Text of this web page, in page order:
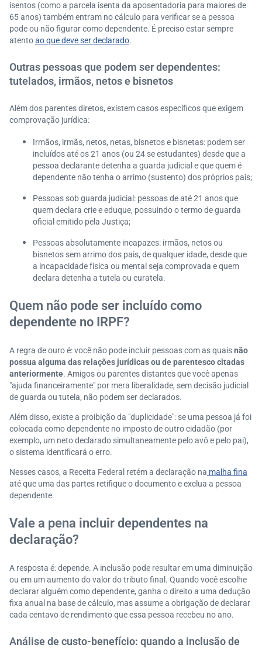
isentos (como a parcela isenta da aposentadoria para maiores de
65 anos) também entram no cálculo para verificar se a pessoa
pode ou não figurar como dependente. É preciso estar sempre
atentoao que deve ser declarado.
Outras pessoas que podem ser dependentes:
tutelados, irmãos, netos e bisnetos
Além dos parentes diretos, existem casos específicos que exigem
comprovação jurídica:
Irmãos, irmãs, netos, netas, bisnetos e bisnetas: podem ser
incluídos até os 21 anos (ou 24 se estudantes) desde que a
pessoa declarante detenha a guarda judicial e que quem é
dependente não tenha o arrimo (sustento) dos próprios pais;
Pessoas sob guarda judicial: pessoas de até 21 anos que
quem declara crie e eduque, possuindo o termo de guarda
oficial emitido pela Justiça;
Pessoas absolutamente incapazes: irmãos, netos ou
bisnetos sem arrimo dos pais, de qualquer idade, desde que
a incapacidade física ou mental seja comprovada e quem
declara detenha a tutela ou curatela.
Quem não pode ser incluído como
dependente no IRPF?
A regra de ouro é: você não pode incluir pessoas com as quaisnão
possua alguma das relações jurídicas ou de parentesco citadas
anteriormente. Amigos ou parentes distantes que você apenas
"ajuda financeiramente" por mera liberalidade, sem decisão judicial
de guarda ou tutela, não podem ser declarados.
Além disso, existe a proibição da "duplicidade": se uma pessoa já foi
colocada como dependente no imposto de outro cidadão (por
exemplo, um neto declarado simultaneamente pelo avô e pelo pai),
o sistema identificará o erro.
Nesses casos, a Receita Federal retém a declaração na malha fina
até que uma das partes retifique o documento e exclua a pessoa
dependente.
Vale a pena incluir dependentes na
declaração?
A resposta é: depende. A inclusão pode resultar em uma diminuição
ou em um aumento do valor do tributo final. Quando você escolhe
declarar alguém como dependente, ganha o direito a uma dedução
fixa anual na base de cálculo, mas assume a obrigação de declarar
cada centavo de rendimento que essa pessoa recebeu no ano.
Análise de custo-benefício: quando a inclusão de